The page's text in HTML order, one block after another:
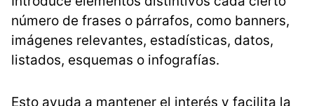
número de frases o párrafos, como banners,
imágenes relevantes, estadísticas, datos,
listados, esquemas o infografías.
Esto ayuda a mantener el interés y facilita la